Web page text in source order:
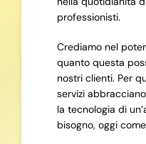
professionisti.
Crediamo nel
quanto questa
nostri clienti. Per
servizi
la tecnologia di
bisogno, oggi